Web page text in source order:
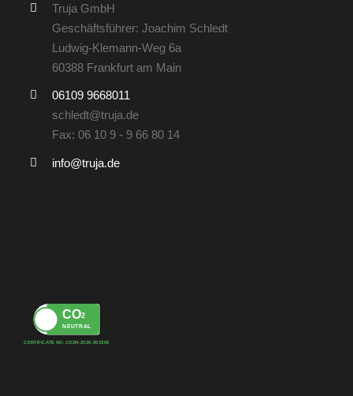
Truja GmbH
Geschäftsführer: Joachim Schledt
Ludwig-Klemann-Weg 6a
60388 Frankfurt am Main
06109 9668011
schledt@truja.de
Fax: 06 10 9 - 9 66 80 14
info@truja.de
CO2
NEUTRAL
CERTIFICATE NO. CO2N-2026-001905